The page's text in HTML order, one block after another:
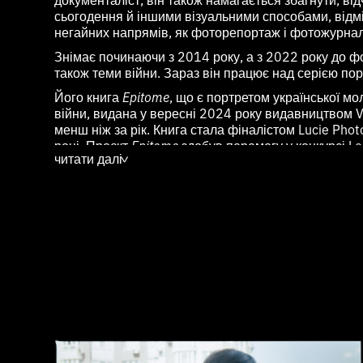
сьогодення й іншими візуальними способами,
негайних напрямів, як фоторепортаж і
Знімає починаючи з 2014 року, а з 2022 року до
також теми війни. Зараз він працює над серією
Його книгаEpitome, що є портретом української
війни, видана у вересні 2024 року видавництвом
менш ніж за рік. Книга стала фіналістом Lucie
році. Проєкт Epitomeздобув перемогу у конкурсі
2023, був відзначений у категорії The Ones to
виставках та фестивалях в Україні, Франції,
читати далі>